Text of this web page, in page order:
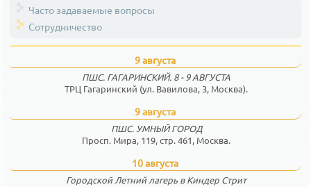
Часто задаваемые вопросы
Сотрудничество
9 августа
ПШС. ГАГАРИНСКИЙ. 8 - 9 АВГУСТА
ТРЦ Гагаринский (ул. Вавилова, 3, Москва).
9 августа
ПШС. УМНЫЙ ГОРОД
Просп. Мира, 119, стр. 461, Москва.
10 августа
Городской Летний лагерь в Киндер Стрит